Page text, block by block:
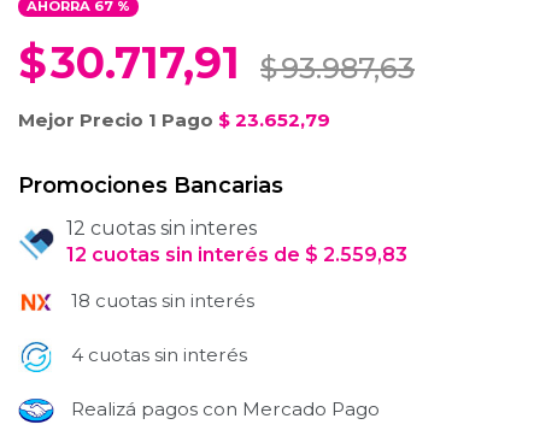
AHORRA 67%
$30.717,91 $93.987,63
Mejor Precio 1 Pago $ 23.652,79
Promociones Bancarias
12 cuotas sin interes
12 cuotas sin interés de $ 2.559,83
18 cuotas sin interés
4 cuotas sin interés
Realizá pagos con Mercado Pago